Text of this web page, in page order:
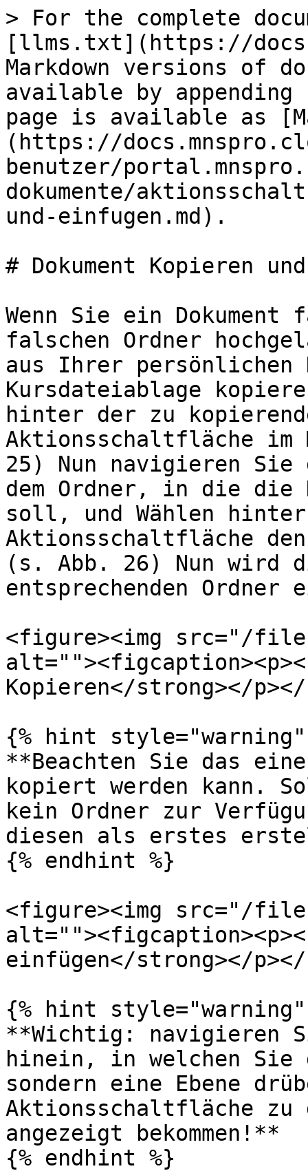
> For the complete
[llms.txt](https://
Markdown versions of
available by
page is available as
(https://
benutzer/
dokumente/
und-einfugen.md).
# Dokument Kopieren
Wenn Sie ein
falschen Ordner
aus Ihrer persönlichen
Kursdateiablage
hinter der zu
Aktionsschaltfläche im
25) Nun navigieren Sie
dem Ordner, in die die
soll, und Wählen hinter
Aktionsschaltfläche den
(s. Abb. 26) Nun wird
entsprechenden Ordner
<figure><img src="/
Kopieren</strong></
{% hint style="warning"
**Beachten Sie das
kopiert werden kann.
kein Ordner zur
diesen als erstes
{% endhint %}
<figure><img src="/
einfügen</strong></
{% hint style="warning"
**Wichtig: navigieren
hinein, in welchen
sondern eine Ebene
Aktionsschaltfläche zu
angezeigt bekommen!**
{% endhint %}